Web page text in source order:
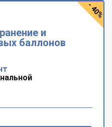
и
баллонов
- 40%